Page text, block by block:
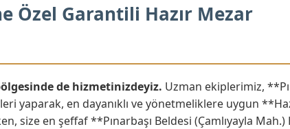
Özel Garantili Hazır Mezar
de hizmetinizdeyiz. Uzman ekiplerimiz,
yaparak, en dayanıklı ve yönetmeliklere uygun
size en şeffaf **Pınarbaşı Beldesi (Çamlıyayla Mah.)